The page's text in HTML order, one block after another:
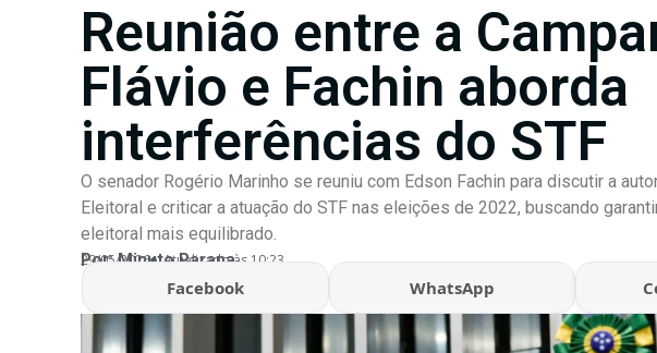
Reunião entre a
Flávio e Fachin aborda
interferências do STF
O senador Rogério Marinho se reuniu com Edson Fachin para discutir a
Eleitoral e criticar a atuação do STF nas eleições de 2022, buscando
eleitoral mais equilibrado.
Por:Minuto Parana
29/05/2026 Atualizado às 10:23
Facebook WhatsApp